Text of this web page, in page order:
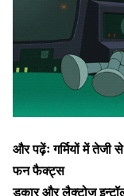
और पढ़ेंःगर्मियों में
फन फैक्ट्स
डकार और लैक्टोज